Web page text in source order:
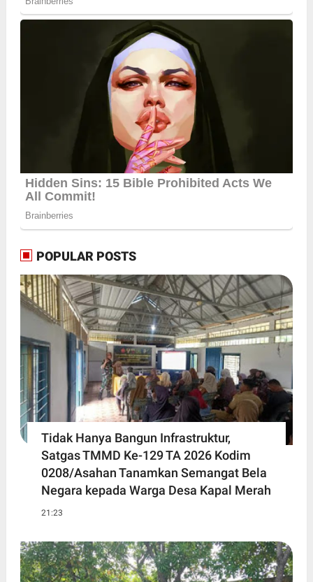
POPULAR POSTS
Tidak Hanya Bangun Infrastruktur,
Satgas TMMD Ke-129 TA 2026 Kodim
0208/Asahan Tanamkan Semangat Bela
Negara kepada Warga Desa Kapal Merah
21:23